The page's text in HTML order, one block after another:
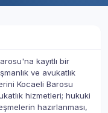
kayıtlı bir
ve avukatlık
Kocaeli Barosu
hizmetleri; hukuki
hazırlanması,